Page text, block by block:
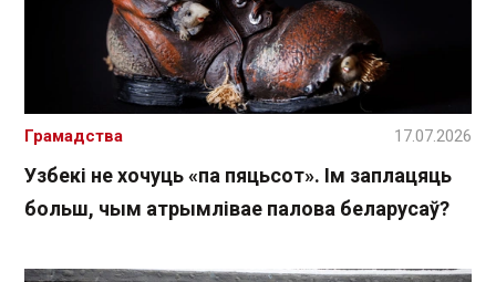
Узбекі не хочуць «па пяцьсот». Ім заплацяць
больш, чым атрымлівае палова беларусаў?
Грамадства 17.07.2026